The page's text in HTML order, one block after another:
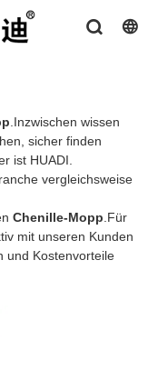
.Inzwischen wissen
sicher finden
ist HUADI.
vergleichsweise
Chenille-Mopp.Für
mit unseren Kunden
und Kostenvorteile